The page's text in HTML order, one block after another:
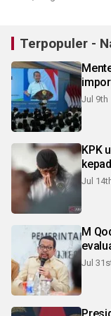
Terpopuler -
Jul 9th
KPK
Jul
M
Jul